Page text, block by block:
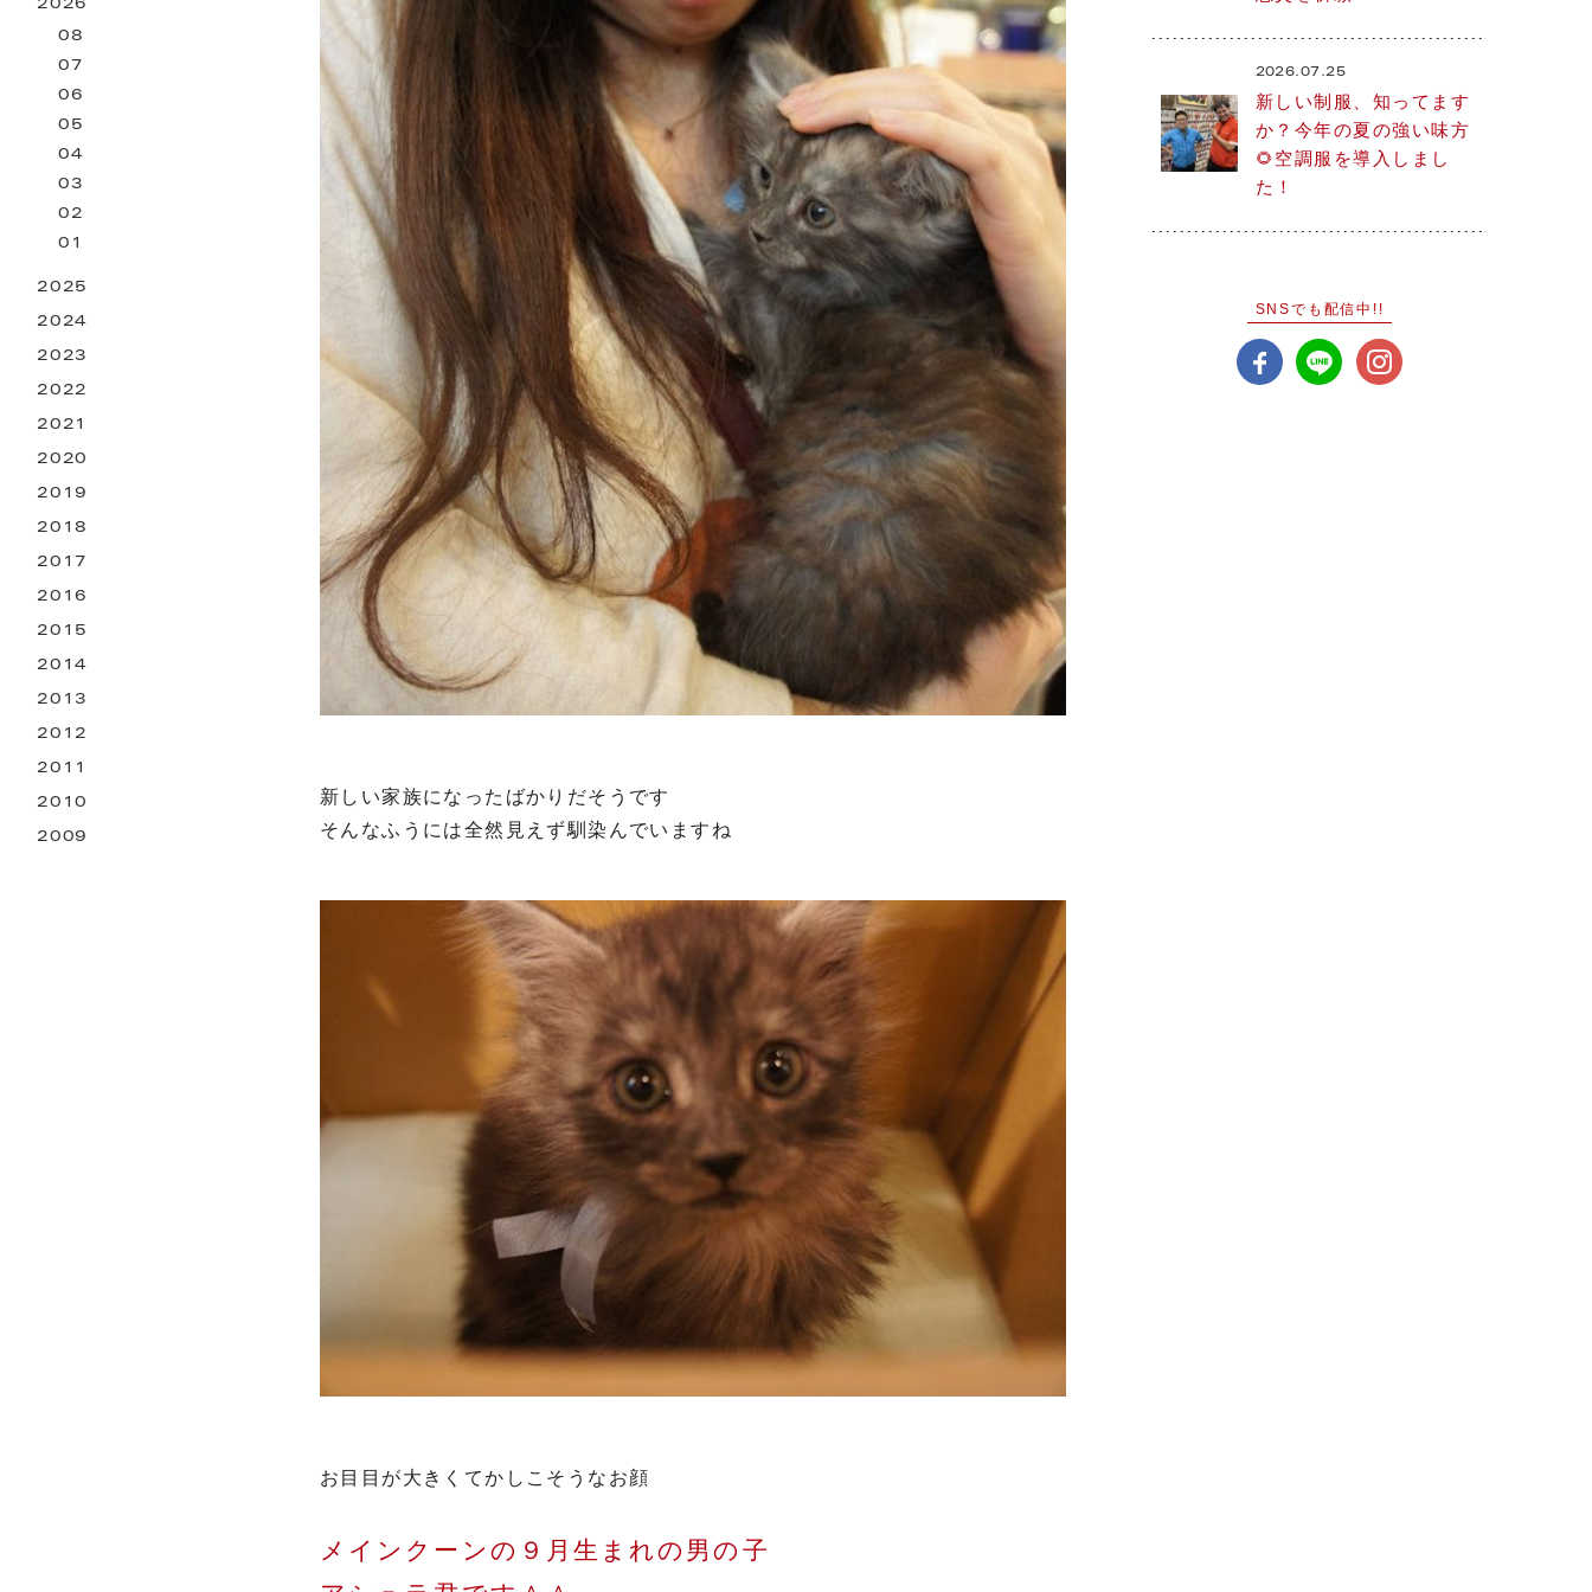
お困りごとサービス
2026
08
07
06
05
04
03
02
01
2025
2024
2023
2022
2021
2020
2019
2018
2017
2016
2015
2014
2013
2012
2011
2010
2009
新しい家族になったばかりだそうです
そんなふうには全然見えず馴染んでいますね
お目目が大きくてかしこそうなお顔
メインクーンの９月生まれの男の子
2026.07.25
新しい制服、知ってます
か？今年の夏の強い味方
🌻空調服を導入しまし
た！
SNSでも配信中!!